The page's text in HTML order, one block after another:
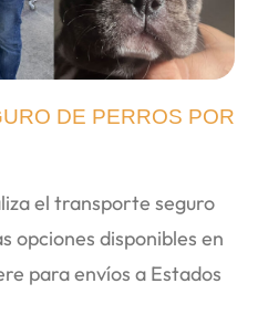
DE PERROS POR
el transporte seguro
opciones disponibles en
para envíos a Estados